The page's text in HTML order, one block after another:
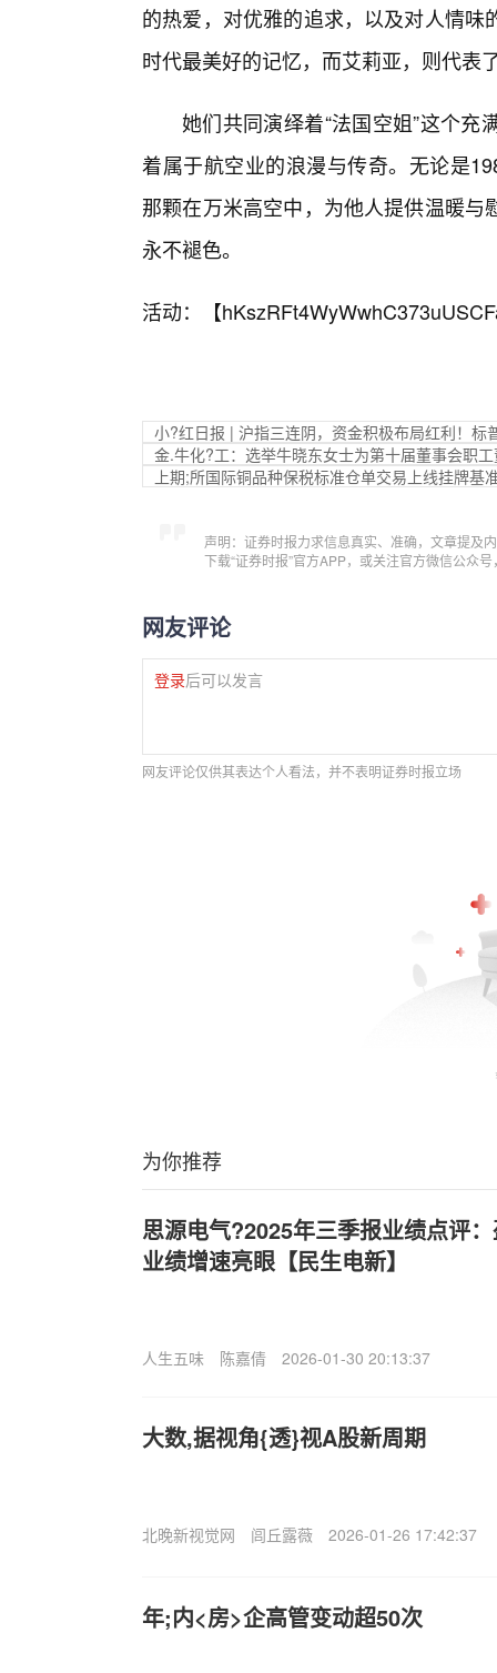
的热爱，对优雅的追求，以及对人情
时代最美好的记忆，而艾莉亚，则代表
她们共同演绎着“法国空姐”这个
着属于航空业的浪漫与传奇。无论是
那颗在万米高空中，为他人提供温暖
永不褪色。
活动：【
小?红日报 | 沪指三连阴，资金积极布局红利！
金.牛化?工：选举牛晓东女士为第十届董事会职
上期;所国际铜品种保税标准仓单交易上线挂牌基
声明：证券时报力求信息真实、准确，文章提及
下载“证券时报”官方APP，或关注官方微信公众
网友评论
登录后可以发言
网友评论仅供其表达个人看法，并不表明证券时报立场
为你推荐
思源电气?2025年三季报业绩点评
业绩增速亮眼【民生电新】
人生五味 陈嘉倩 2026-01-30 20:13:37
大数,据视角{透}视A股新周期
北晚新视觉网 闾丘露薇 2026-01-26 17:42:37
年;内<房>企高管变动超50次